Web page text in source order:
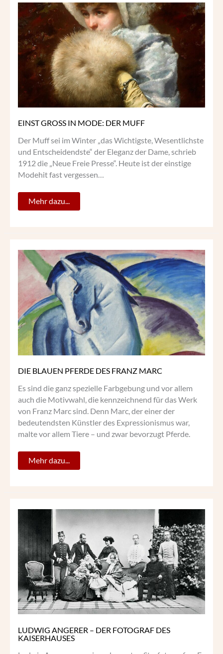
EINST GROSS IN MODE: DER MUFF
Der Muff sei im Winter „das Wichtigste, Wesentlichste
und Entscheidendste“ der Eleganz der Dame, schrieb
1912 die „Neue Freie Presse“. Heute ist der einstige
Modehit fast vergessen…
EINST
GROSS
IN
MODE:
DER
MUFF
Mehr dazu...
DIE BLAUEN PFERDE DES FRANZ MARC
Es sind die ganz spezielle Farbgebung und vor allem
auch die Motivwahl, die kennzeichnend für das Werk
von Franz Marc sind. Denn Marc, der einer der
bedeutendsten Künstler des Expressionismus war,
malte vor allem Tiere – und zwar bevorzugt Pferde.
DIE
BLAUEN
PFERDE
DES
FRANZ
MARC
Mehr dazu...
LUDWIG ANGERER – DER FOTOGRAF DES
KAISERHAUSES
LUDWIG
ANGERER
–
DER
FOTOGRAF
DES
KAISERHAUSES